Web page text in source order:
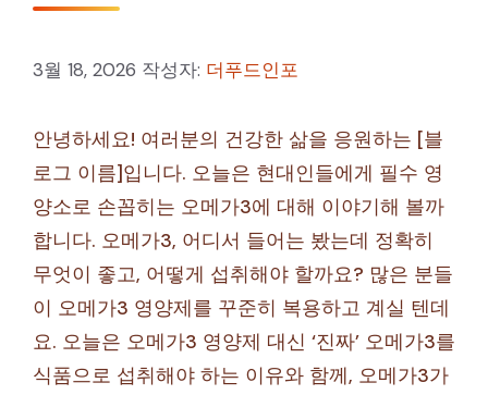
3월 18, 2026 작성자: 더푸드인포
안녕하세요! 여러분의 건강한 삶을 응원하는 [블
로그 이름]입니다. 오늘은 현대인들에게 필수 영
양소로 손꼽히는 오메가3에 대해 이야기해 볼까
합니다. 오메가3, 어디서 들어는 봤는데 정확히
무엇이 좋고, 어떻게 섭취해야 할까요? 많은 분들
이 오메가3 영양제를 꾸준히 복용하고 계실 텐데
요. 오늘은 오메가3 영양제 대신 ‘진짜’ 오메가3를
식품으로 섭취해야 하는 이유와 함께, 오메가3가